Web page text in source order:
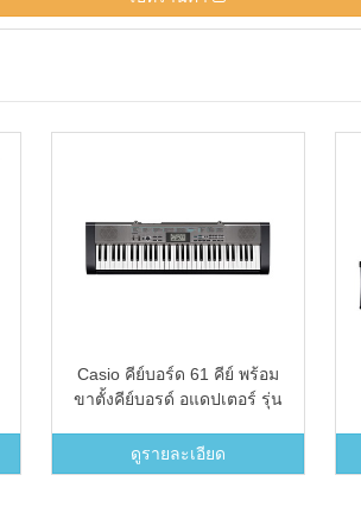
Casio คีย์บอร์ด 61 คีย์ พร้อม
ขาตั้งคีย์บอรด์ อแดปเตอร์ รุ่น
ดูรายละเอียด